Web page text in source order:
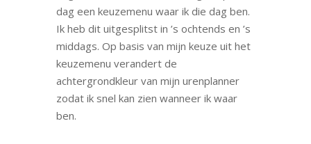
dag een keuzemenu waar ik die dag ben.
Ik heb dit uitgesplitst in ’s ochtends en ’s
middags. Op basis van mijn keuze uit het
keuzemenu verandert de
achtergrondkleur van mijn urenplanner
zodat ik snel kan zien wanneer ik waar
ben.